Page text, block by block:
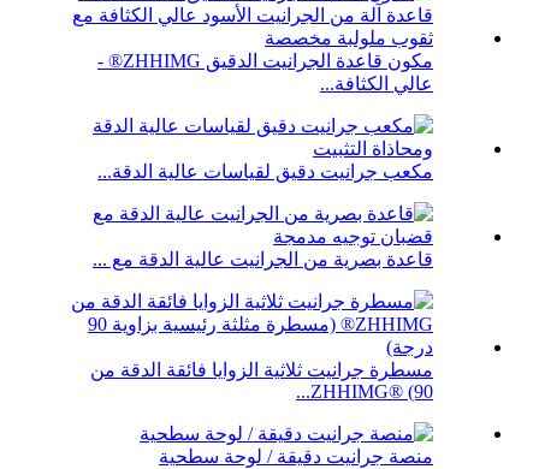
مكون قاعدة الجرانيت الدقيق ZHHIMG® -
عالي الكثافة...
مكعب جرانيت دقيق لقياسات عالية الدقة...
قاعدة بصرية من الجرانيت عالية الدقة مع ...
مسطرة جرانيت ثلاثية الزوايا فائقة الدقة من
ZHHIMG® (90...
منصة جرانيت دقيقة / لوحة سطحية